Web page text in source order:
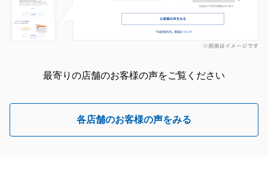
最寄りの店舗のお客様の声をご覧ください
各店舗のお客様の声をみる